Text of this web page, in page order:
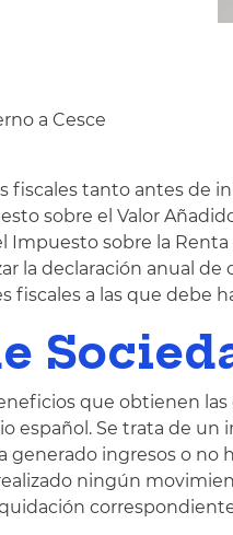
a Cesce
fiscales tanto antes de
sobre el Valor
sobre la Renta
la declaración anual de
fiscales a las que debe
que obtienen
español. Se trata de
ingresos o no
ningún